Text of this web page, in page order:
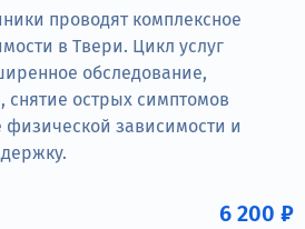
проводят комплексное
в Твери. Цикл услуг
обследование,
снятие острых симптомов
зависимости и
6 200 ₽